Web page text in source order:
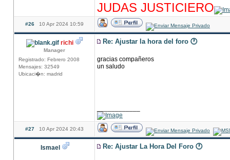
JUDAS JUSTICIERO
#26 10 Apr 2024 10:59
richi
Manager
Registrado: Febrero 2008
Mensajes: 32549
Ubicaci�n: madrid
Re: Ajustar la hora del foro 🕐
gracias compañeros
un saludo
#27 10 Apr 2024 20:43
Ismael Re: Ajustar La Hora Del Foro 🕐